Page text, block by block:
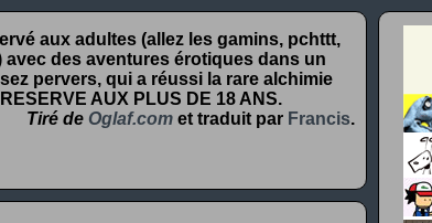
aux adultes (allez les gamins, pchttt,
des aventures érotiques dans un
pervers, qui a réussi la rare alchimie
RESERVE AUX PLUS DE 18 ANS.
Tiré de Oglaf.com et traduit par Francis.